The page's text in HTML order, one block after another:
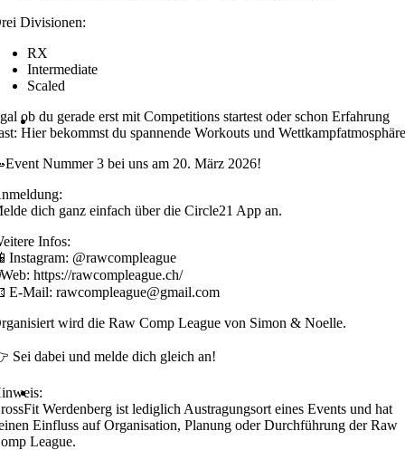
Divisionen:
RX
Intermediate
Scaled
ob du gerade erst mit Competitions startest oder schon Erfahrung
Hier bekommst du spannende Workouts und
Nummer 3 bei uns am 20. März 2026!
dich ganz einfach über die Circle21 App an.
Infos:
Instagram: @rawcompleague
https://rawcompleague.ch/
E-Mail: rawcompleague@gmail.com
wird die Raw Comp League von Simon & Noelle.
Sei dabei und melde dich gleich an!
Werdenberg ist lediglich Austragungsort eines Events und hat
Einfluss auf Organisation, Planung oder Durchführung der Raw
League.